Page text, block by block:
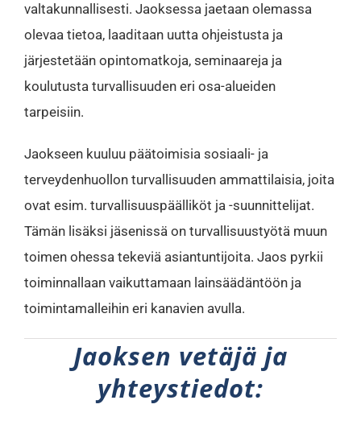
valtakunnallisesti. Jaoksessa jaetaan olemassa
olevaa tietoa, laaditaan uutta ohjeistusta ja
järjestetään opintomatkoja, seminaareja ja
koulutusta turvallisuuden eri osa-alueiden
tarpeisiin.
Jaokseen kuuluu päätoimisia sosiaali- ja
terveydenhuollon turvallisuuden ammattilaisia, joita
ovat esim. turvallisuuspäälliköt ja -suunnittelijat.
Tämän lisäksi jäsenissä on turvallisuustyötä muun
toimen ohessa tekeviä asiantuntijoita. Jaos pyrkii
toiminnallaan vaikuttamaan lainsäädäntöön ja
toimintamalleihin eri kanavien avulla.
Jaoksen vetäjä ja
yhteystiedot: